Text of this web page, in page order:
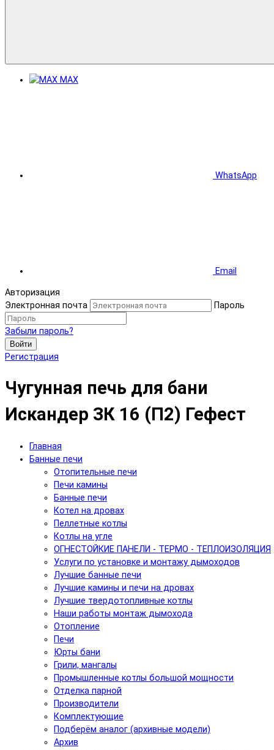
MAX
WhatsApp
Email
Авторизация
Электронная почта
Пароль
Забыли пароль?
Войти
Регистрация
Чугунная печь для бани
Искандер ЗК 16 (П2) Гефест
Главная
Банные печи
Отопительные печи
Печи камины
Банные печи
Котел на дровах
Пеллетные котлы
Котлы на угле
ОГНЕСТОЙКИЕ ПАНЕЛИ - ТЕРМО - ТЕПЛОИЗОЛЯЦИЯ
Услуги по установке и монтажу дымоходов
Лучшие банные печи
Лучшие камины и печи на дровах
Лучшие твердотопливные котлы
Наши работы монтаж дымохода
Отопление
Печи
Юрты бани
Грили, мангалы
Промышленные котлы большой мощности
Отделка парной
Производители
Комплектующие
Подберём аналог (архивные модели)
Архив